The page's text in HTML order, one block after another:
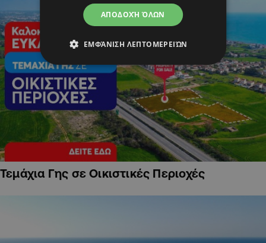
Τεμάχια Γης σε Οικιστικές Περιοχές
ΑΠΟΔΟΧΉ ΌΛΩΝ
ΕΜΦΆΝΙΣΗ ΛΕΠΤΟΜΕΡΕΙΏΝ